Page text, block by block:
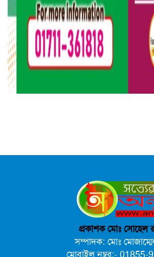
হলিউডে নতুন প্রেমের গুঞ্জন
প্রকাশক মোঃ সোহেল
সম্পাদক: মোঃ